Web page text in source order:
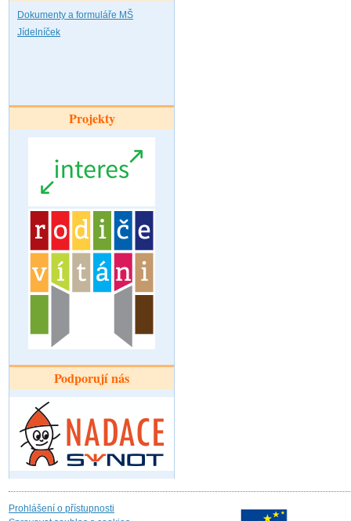
Dokumenty a formuláře MŠ
Jídelníček
Projekty
Podporují nás
Prohlášení o přístupnosti